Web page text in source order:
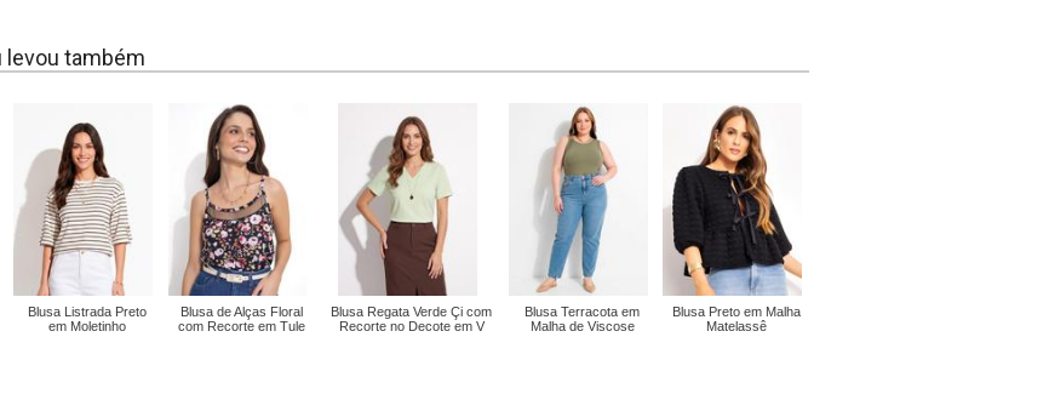
levou também
Blusa Listrada Preto
em Moletinho
Blusa de Alças Floral
com Recorte em Tule
Blusa Regata Verde Çi com
Recorte no Decote em V
Blusa Terracota em
Malha de Viscose
Blusa Preto em Malha
Matelassê